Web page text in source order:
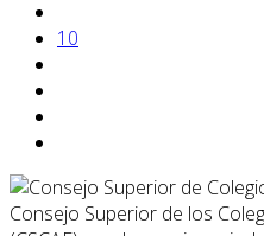
10
Consejo Superior de los